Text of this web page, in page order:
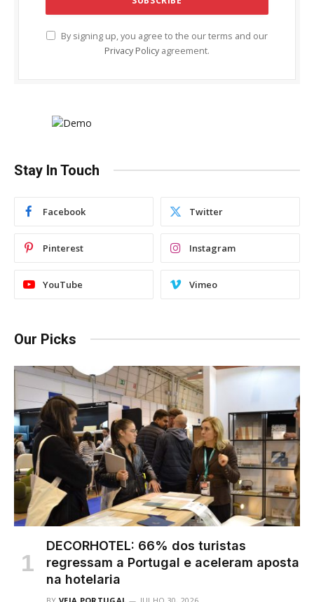
By signing up, you agree to the our terms and our
Privacy Policy agreement.
Stay In Touch
Facebook Twitter
Pinterest Instagram
YouTube Vimeo
Our Picks
DECORHOTEL: 66% dos turistas
regressam a Portugal e aceleram aposta
na hotelaria